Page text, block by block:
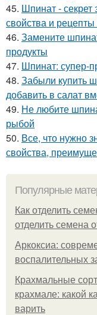
45. Шпинат - секрет
свойства и
46. Замените
продукты
47. Шпинат: супер-
48. Забыли купить
добавить в салат
49. Не любите
рыбой
50. Все, что нужно
свойства,
Популярные
Как отделить
отделить семена
Аркоксиа:
воспалительных
Крахмальные
крахмале: какой
варить